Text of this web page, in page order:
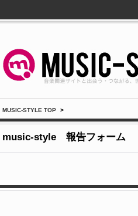
MUSIC-STYLE TOP >
music-style 報告フォーム